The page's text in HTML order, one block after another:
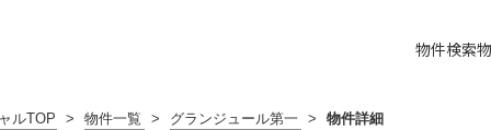
物件検索
ルTOP > 物件一覧 > グランジュール第一 > 物件詳細